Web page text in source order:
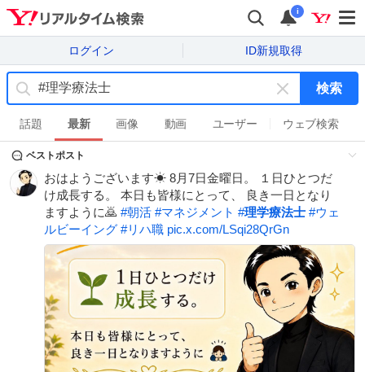
i
ログイン ID新規取得
キ
ー
ワ
ド
を
消
す
検索
話題 最新 画像 動画 ユーザー ウェブ検索
ベストポスト
おはようございます☀ 8月7日金曜日。 １日ひとつだ
け成長する。 本日も皆様にとって、 良き一日となり
ますように🙇 #朝活 #マネジメント #理学療法士 #ウェ
ルビーイング #リハ職 pic.x.com/LSqi28QrGn